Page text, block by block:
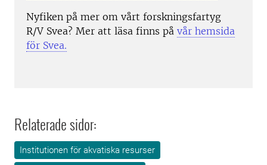
Nyfiken på mer om vårt forskningsfartyg
R/V Svea? Mer att läsa finns på vår hemsida
för Svea.
Relaterade sidor:
Institutionen för akvatiska resurser